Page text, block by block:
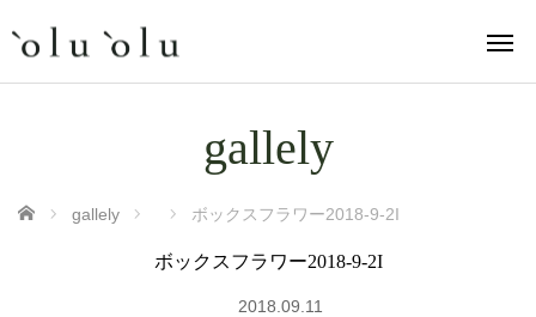
gallely
ホーム gallely ボックスフラワー2018-9-2I
ボックスフラワー2018-9-2I
2018.09.11